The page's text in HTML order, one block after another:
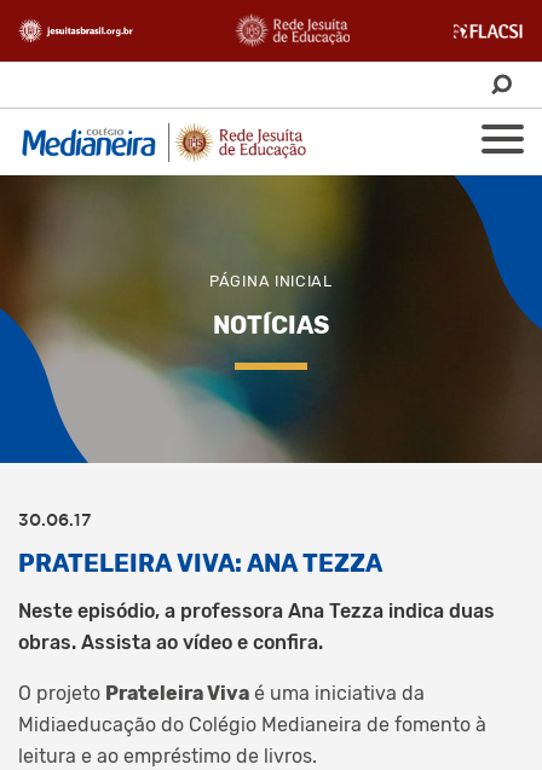
PÁGINA INICIAL
NOTÍCIAS
30.06.17
PRATELEIRA VIVA: ANA TEZZA
Neste episódio, a professora Ana Tezza indica duas
obras. Assista ao vídeo e confira.
O projeto Prateleira Viva é uma iniciativa da
Midiaeducação do Colégio Medianeira de fomento à
leitura e ao empréstimo de livros.